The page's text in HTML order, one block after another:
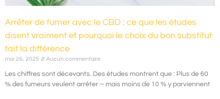
Arrêter de fumer avec le CBD : ce que les études
disent vraiment et pourquoi le choix du bon substitut
fait la différence
mai 26, 2025 Aucun commentaire
Les chiffres sont décevants. Des études montrent que : Plus de 60
% des fumeurs veulent arrêter – mais moins de 10 % y parviennent